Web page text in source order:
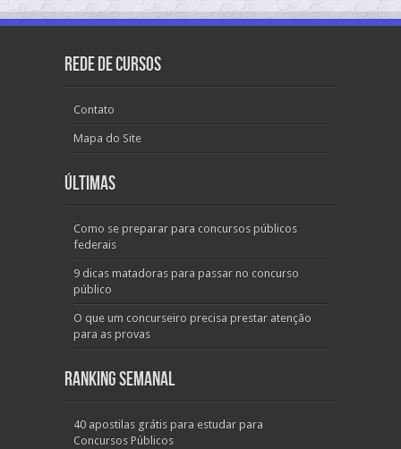
Rede de Cursos
Contato
Mapa do Site
Últimas
Como se preparar para concursos públicos
federais
9 dicas matadoras para passar no concurso
público
O que um concurseiro precisa prestar atenção
para as provas
Ranking Semanal
40 apostilas grátis para estudar para
Concursos Públicos